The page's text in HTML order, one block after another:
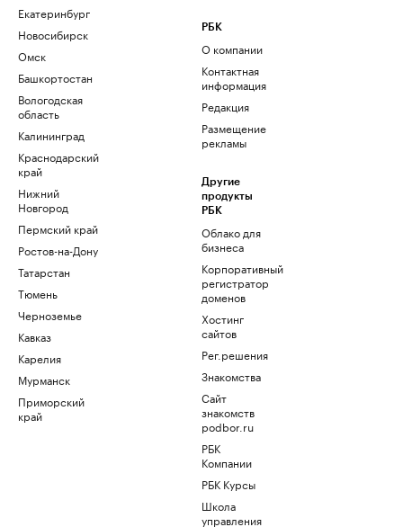
Екатеринбург
Новосибирск
Омск
Башкортостан
Вологодская
область
Калининград
Краснодарский
край
Нижний
Новгород
Пермский край
Ростов-на-Дону
Татарстан
Тюмень
Черноземье
Кавказ
Карелия
Мурманск
Приморский
край
РБК
О компании
Контактная
информация
Редакция
Размещение
рекламы
Другие
продукты
РБК
Облако для
бизнеса
Корпоративный
регистратор
доменов
Хостинг
сайтов
Рег.решения
Знакомства
Сайт
знакомств
podbor.ru
РБК
Компании
РБК Курсы
Школа
управления